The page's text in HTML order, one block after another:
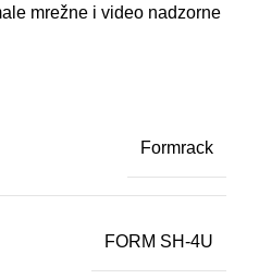
mrežne i video nadzorne
Formrack
FORM SH-4U